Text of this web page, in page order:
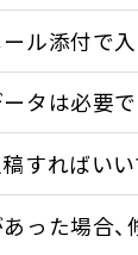
ル添付で
タは必要で
すればいい
った場合、